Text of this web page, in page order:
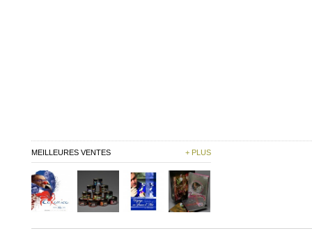
MEILLEURES VENTES + PLUS